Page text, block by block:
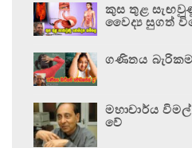
කුස තුළ
වෛද්‍ය සුගත්
ගණිතය
මහාචාර්ය විමල්
වේ